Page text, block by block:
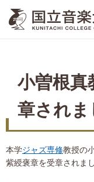
小曽根真
章されま
本学ジャズ専修教授の
紫綬褒章を受章されまし